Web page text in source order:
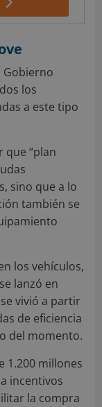
Gobierno
los
a este tipo
que “plan
sino que a lo
también se
los vehículos,
se lanzó en
vivió a partir
de eficiencia
del momento.
1.200 millones
incentivos
la compra